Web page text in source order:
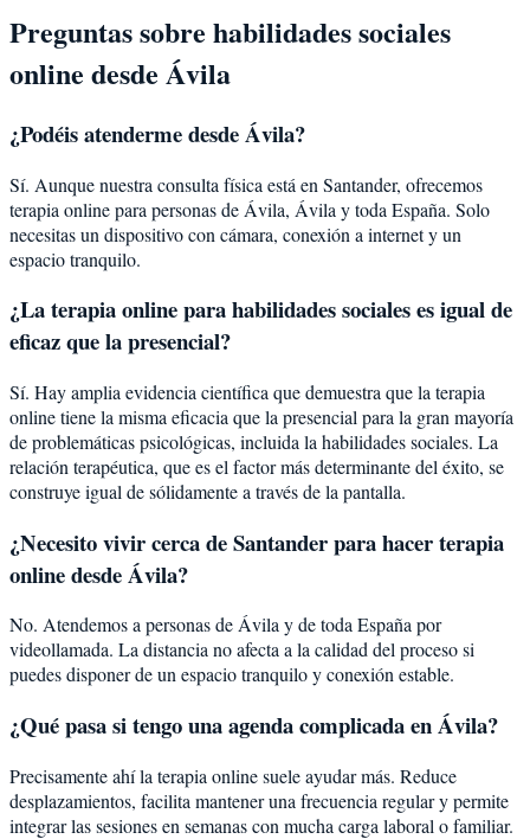
Preguntas sobre habilidades sociales
online desde Ávila
¿Podéis atenderme desdeÁvila?
Sí. Aunque nuestra consulta física está en Santander, ofrecemos
terapia online para personas de Ávila, Ávila y toda España. Solo
necesitas un dispositivo con cámara, conexión a internet y un
espacio tranquilo.
¿La terapia online parahabilidades socialeses igual de
eficaz que la presencial?
Sí. Hay amplia evidencia científica que demuestra que la terapia
online tiene la misma eficacia que la presencial para la gran mayoría
de problemáticas psicológicas, incluida la habilidades sociales. La
relación terapéutica, que es el factor más determinante del éxito, se
construye igual de sólidamente a través de la pantalla.
¿Necesito vivir cerca de Santander para hacer terapia
online desde Ávila?
No. Atendemos a personas de Ávila y de toda España por
videollamada. La distancia no afecta a la calidad del proceso si
puedes disponer de un espacio tranquilo y conexión estable.
¿Qué pasa si tengo una agenda complicada en Ávila?
Precisamente ahí la terapia online suele ayudar más. Reduce
desplazamientos, facilita mantener una frecuencia regular y permite
integrar las sesiones en semanas con mucha carga laboral o familiar.